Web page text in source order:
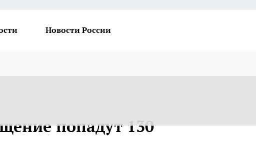
Новости России
попадут 130